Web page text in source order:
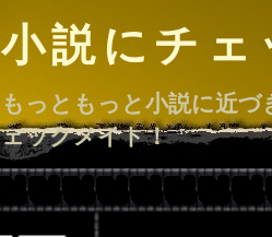
小説にチ
もっともっと小説に近
ェックメイト！